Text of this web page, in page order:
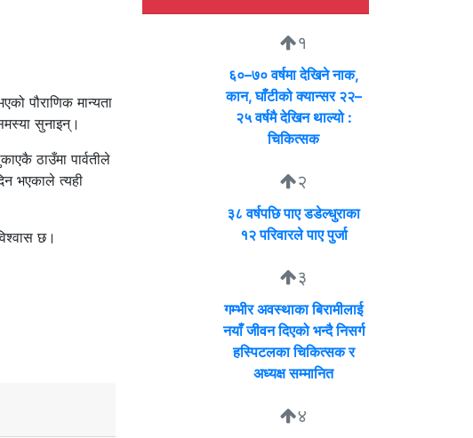
पौराणिक मान्यता
सुनाइन्।
ठाउँमा पार्वतीले
भएकाले त्यही
छ।
१
६०–७० वर्षमा देखिने नाक,
कान, घाँटीको क्यान्सर २२–
२५ वर्षमै देखिन थाल्यो :
चिकित्सक
२
३८ वर्षपछि पाए डडेल्धुराका
१२ परिवारले पाए पुर्जा
३
गम्भीर अवस्थाका बिरामीलाई
नयाँ जीवन दिएको भन्दै निसर्ग
हस्पिटलका चिकित्सक र
अध्यक्ष सम्मानित
४